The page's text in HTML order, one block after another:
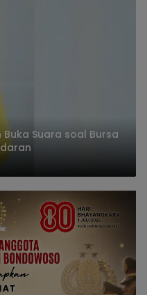
Buka Suara soal Bursa